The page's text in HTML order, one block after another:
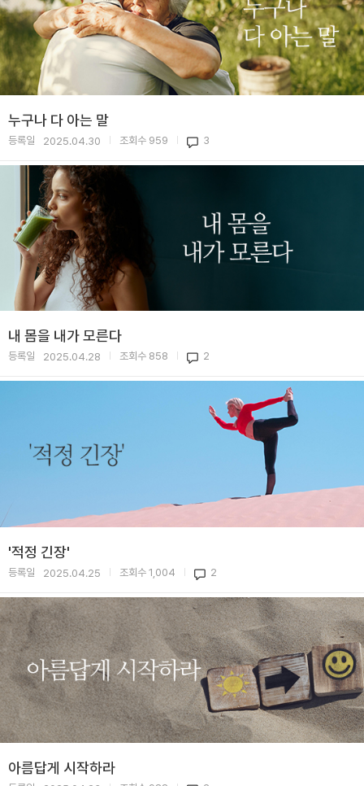
누구나 다 아는 말
등록일 2025.04.30 조회수 959 3
내 몸을 내가 모른다
등록일 2025.04.28 조회수 858 2
'적정 긴장'
등록일 2025.04.25 조회수 1,004 2
아름답게 시작하라